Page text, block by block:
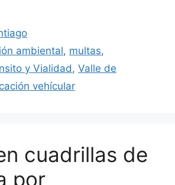
ambiental, multas,
y Vialidad , Valle de
vehícular
cuadrillas de
por